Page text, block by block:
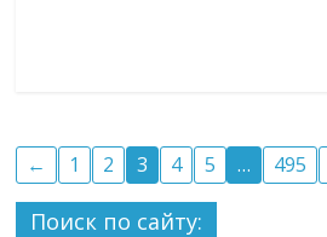
← 1 2 3 4 5 … 495
Поиск по сайту: